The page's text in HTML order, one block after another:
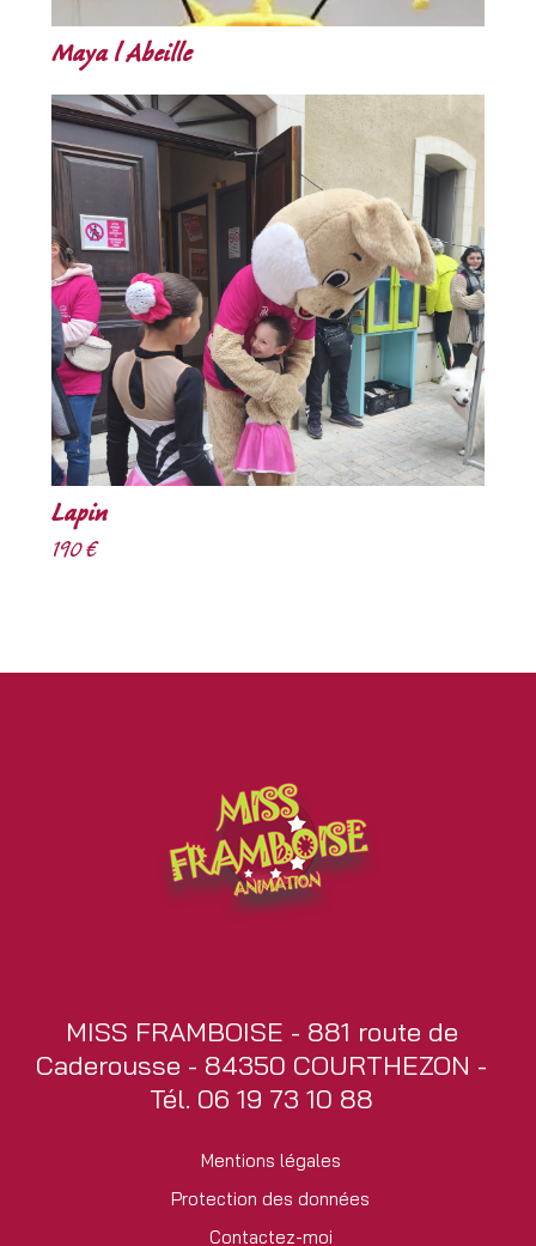
Maya l Abeille
Lapin
190 €
MISS FRAMBOISE - 881 route de
Caderousse - 84350 COURTHEZON -
Tél. 06 19 73 10 88
Mentions légales
Protection des données
Contactez-moi